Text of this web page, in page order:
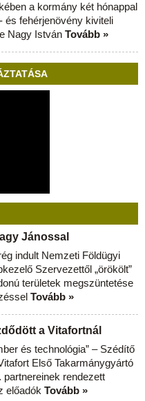
a kormány két hónappal
és fehérjenövény kiviteli
Nagy István Tovább »
Jánossal
indult Nemzeti Földügyi
Szervezettől „örökölt”
területek megszüntetése
Tovább »
a Vitafortnál
és technológia” – Szédítő
Első Takarmánygyártó
rendezett
előadók Tovább »